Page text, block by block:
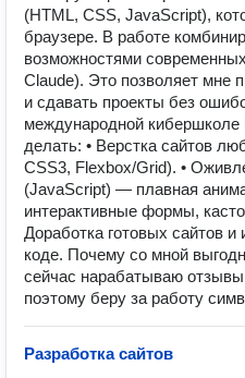
(HTML, CSS, JavaScript),
браузере. В работе
возможностями
Claude). Это позволяет мне
и сдавать проекты без
международной
делать: • Верстка сайтов
CSS3, Flexbox/Grid). •
(JavaScript) — плавная
интерактивные формы,
Доработка готовых сайтов
коде. Почему со мной
сейчас нарабатываю
поэтому беру за работу
Разработка сайтов